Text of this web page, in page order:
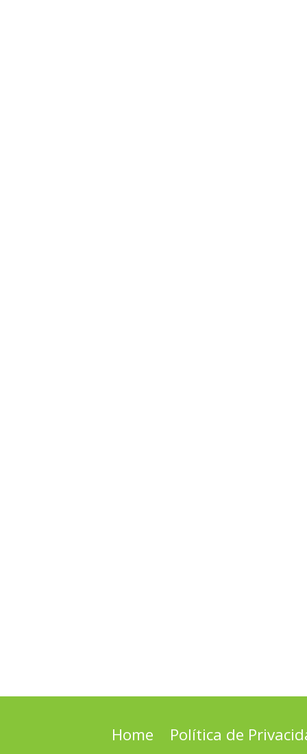
Home Política de